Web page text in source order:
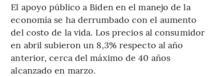
El apoyo público a Biden en el manejo de la
economía se ha derrumbado con el aumento
del costo de la vida. Los precios al consumidor
en abril subieron un 8,3% respecto al año
anterior, cerca del máximo de 40 años
alcanzado en marzo.